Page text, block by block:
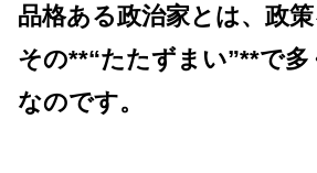
品格ある政治家とは、政策
その**“たたずまい”**で多
なのです。